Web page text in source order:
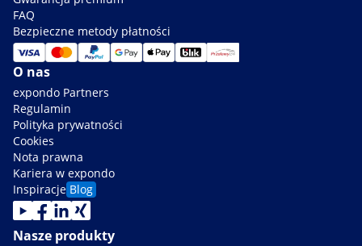
FAQ
Bezpieczne metody płatności
O nas
expondo Partners
Regulamin
Polityka prywatności
Cookies
Nota prawna
Kariera w expondo
Inspiracje Blog
Nasze produkty